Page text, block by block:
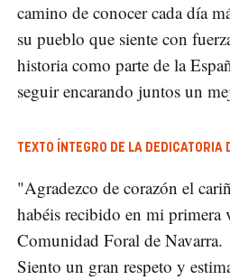
camino de conocer cada día
su pueblo que siente con
historia como parte de la
seguir encarando juntos un
TEXTO ÍNTEGRO DE LA
"Agradezco de corazón el
habéis recibido en mi primera
Comunidad Foral de Navarra.
Siento un gran respeto y